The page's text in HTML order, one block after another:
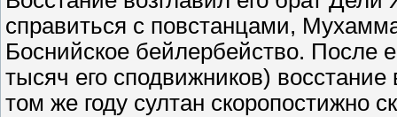
справиться с повстанцами,
Боснийское бейлербейство. После
тысяч его сподвижников)
том же году султан скоропостижно